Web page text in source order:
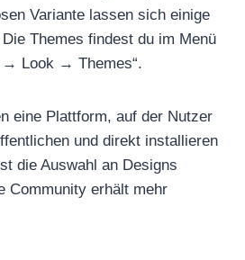
Variante lassen sich einige
Themes findest du im Menü
→ Look → Themes“.
eine Plattform, auf der Nutzer
und direkt installieren
die Auswahl an Designs
Community erhält mehr